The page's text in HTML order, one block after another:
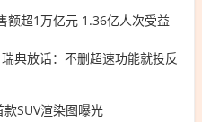
额超1万亿元 1.36亿人次受益
典放话：不删超速功能就投反
SUV渲染图曝光